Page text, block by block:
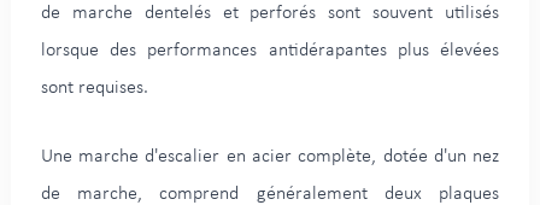
de marche dentelés et perforés sont souvent utilisés
lorsque des performances antidérapantes plus élevées
sont requises.
Une marche d'escalier en acier complète, dotée d'un nez
de marche, comprend généralement deux plaques